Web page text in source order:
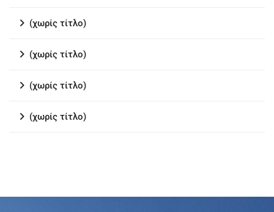
(χωρίς τίτλο)
(χωρίς τίτλο)
(χωρίς τίτλο)
(χωρίς τίτλο)